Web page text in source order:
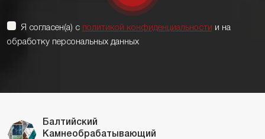
Я согласен(а) с политикой конфиденциальности и на
обработку персональных данных
Балтийский
Камнеобрабатывающий